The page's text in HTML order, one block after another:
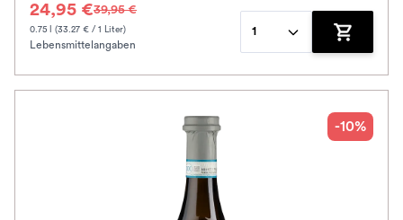
24,95 €39,95 €
0.75 l (33.27 € / 1 Liter)
Lebensmittelangaben
1
Zum
-10%